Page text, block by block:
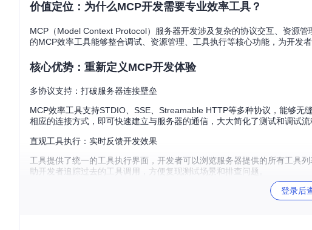
价值定位：为什么MCP开发需要专业效率工具？
MCP（Model Context Protocol）服务器开发涉及复杂的协议交互、资源
的MCP效率工具能够整合调试、资源管理、工具执行等核心功能，为开发
核心优势：重新定义MCP开发体验
多协议支持：打破服务器连接壁垒
MCP效率工具支持STDIO、SSE、Streamable HTTP等多种协议，能够
相应的连接方式，即可快速建立与服务器的通信，大大简化了测试和调试流
直观工具执行：实时反馈开发效果
工具提供了统一的工具执行界面，开发者可以浏览服务器提供的所有工具
助开发者追踪过去的工具调用，方便复现测试场景和排查问题。
登录后